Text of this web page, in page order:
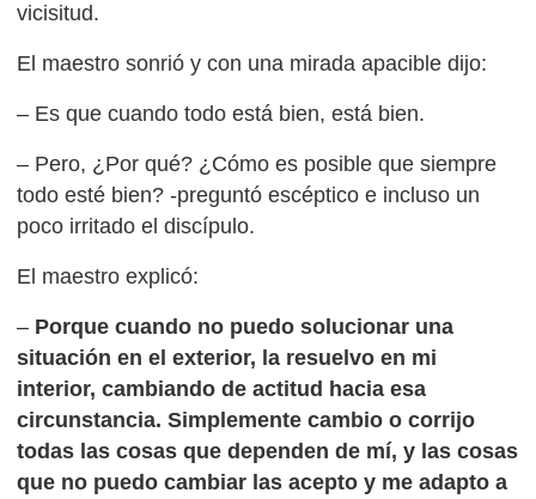
vicisitud.
El maestro sonrió y con una mirada apacible dijo:
– Es que cuando todo está bien, está bien.
– Pero, ¿Por qué? ¿Cómo es posible que siempre
todo esté bien? -preguntó escéptico e incluso un
poco irritado el discípulo.
El maestro explicó:
– Porque cuando no puedo solucionar una
situación en el exterior, la resuelvo en mi
interior, cambiando de actitud hacia esa
circunstancia. Simplemente cambio o corrijo
todas las cosas que dependen de mí, y las cosas
que no puedo cambiar las acepto y me adapto a